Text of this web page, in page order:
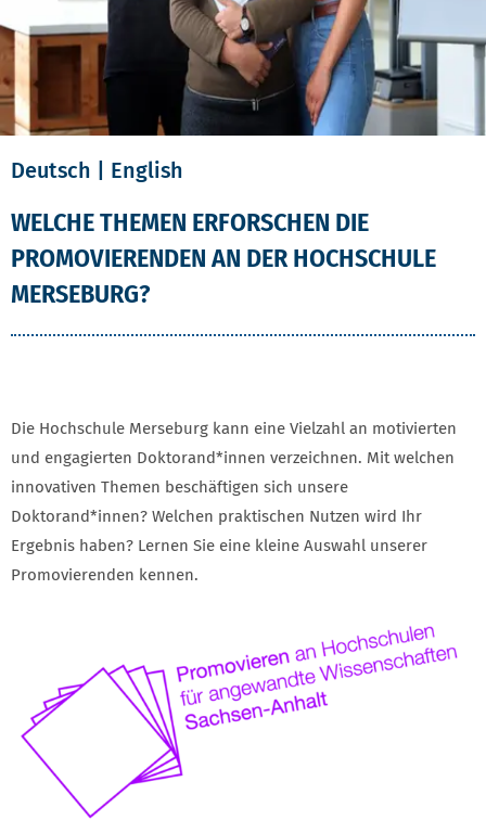
Deutsch | English
WELCHE THEMEN ERFORSCHEN DIE
PROMOVIERENDEN AN DER HOCHSCHULE
MERSEBURG?
Die Hochschule Merseburg kann eine Vielzahl an motivierten
und engagierten Doktorand*innen verzeichnen. Mit welchen
innovativen Themen beschäftigen sich unsere
Doktorand*innen? Welchen praktischen Nutzen wird Ihr
Ergebnis haben? Lernen Sie eine kleine Auswahl unserer
Promovierenden kennen.